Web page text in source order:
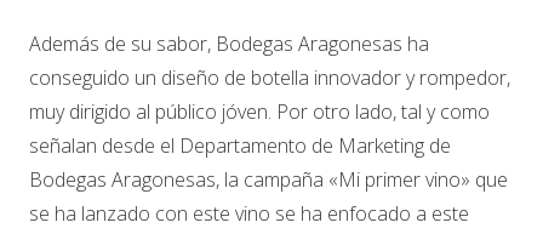
Además de su sabor, Bodegas Aragonesas ha
conseguido un diseño de botella innovador y rompedor,
muy dirigido al público jóven. Por otro lado, tal y como
señalan desde el Departamento de Marketing de
Bodegas Aragonesas, la campaña «Mi primer vino» que
se ha lanzado con este vino se ha enfocado a este